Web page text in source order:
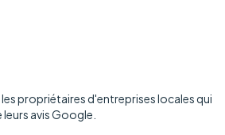
propriétaires d'entreprises locales qui
avis Google.